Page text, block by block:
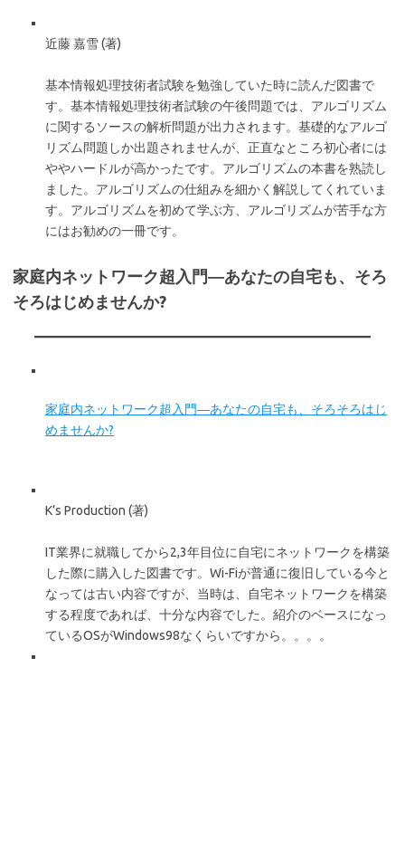
近藤 嘉雪 (著)
基本情報処理技術者試験を勉強していた時に読んだ図書で
す。基本情報処理技術者試験の午後問題では、アルゴリズム
に関するソースの解析問題が出力されます。基礎的なアルゴ
リズム問題しか出題されませんが、正直なところ初心者には
ややハードルが高かったです。アルゴリズムの本書を熟読し
ました。アルゴリズムの仕組みを細かく解説してくれていま
す。アルゴリズムを初めて学ぶ方、アルゴリズムが苦手な方
にはお勧めの一冊です。
家庭内ネットワーク超入門―あなたの自宅も、そろ
そろはじめませんか?
家庭内ネットワーク超入門―あなたの自宅も、そろそろはじ
めませんか?
K’s Production (著)
IT業界に就職してから2,3年目位に自宅にネットワークを構築
した際に購入した図書です。Wi-Fiが普通に復旧している今と
なっては古い内容ですが、当時は、自宅ネットワークを構築
する程度であれば、十分な内容でした。紹介のベースになっ
ているOSがWindows98なくらいですから。。。。